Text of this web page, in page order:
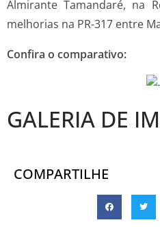
Almirante Tamandaré, na
melhorias na PR-317 entre
Confira o comparativo:
GALERIA DE
COMPARTILHE